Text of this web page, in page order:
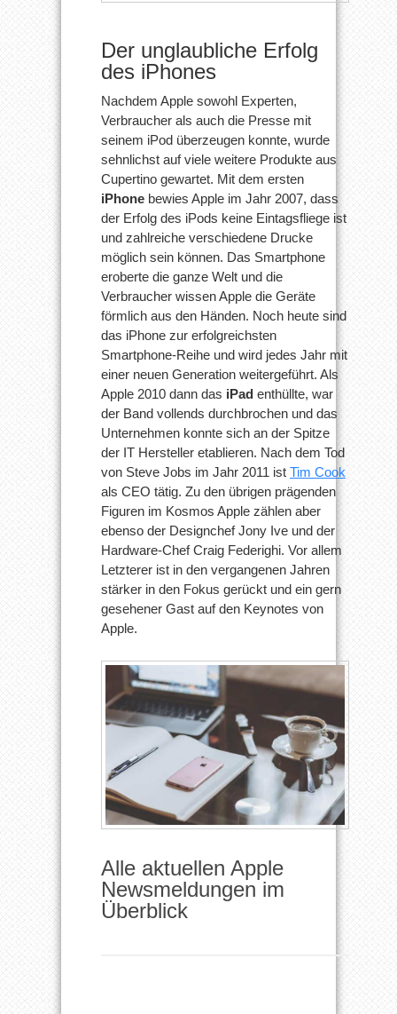
Der unglaubliche Erfolg
des iPhones
Nachdem Apple sowohl Experten,
Verbraucher als auch die Presse mit
seinem iPod überzeugen konnte, wurde
sehnlichst auf viele weitere Produkte aus
Cupertino gewartet. Mit dem ersten
iPhone bewies Apple im Jahr 2007, dass
der Erfolg des iPods keine Eintagsfliege ist
und zahlreiche verschiedene Drucke
möglich sein können. Das Smartphone
eroberte die ganze Welt und die
Verbraucher wissen Apple die Geräte
förmlich aus den Händen. Noch heute sind
das iPhone zur erfolgreichsten
Smartphone-Reihe und wird jedes Jahr mit
einer neuen Generation weitergeführt. Als
Apple 2010 dann das iPad enthüllte, war
der Band vollends durchbrochen und das
Unternehmen konnte sich an der Spitze
der IT Hersteller etablieren. Nach dem Tod
von Steve Jobs im Jahr 2011 ist Tim Cook
als CEO tätig. Zu den übrigen prägenden
Figuren im Kosmos Apple zählen aber
ebenso der Designchef Jony Ive und der
Hardware-Chef Craig Federighi. Vor allem
Letzterer ist in den vergangenen Jahren
stärker in den Fokus gerückt und ein gern
gesehener Gast auf den Keynotes von
Apple.
Alle aktuellen Apple
Newsmeldungen im
Überblick